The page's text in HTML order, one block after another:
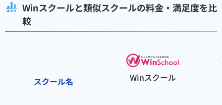
いて実際に入社できていたのだが、自分には転職先を1つだけ紹介～だが面談まで至らな
かった上に次の転職先案内がなかった。一人だけスルーされてた感がした。
スクールへの改善ポイント
談まで行かず実質紹介無し）で内定を得ることができず、放置されたのは納得がいかな
Webデザインの基礎を学びすぐ実践的なWebサイトを作成できるだけのカリキュラムが
Winスクールと類似スクールの料金・満足度を比
較
スクール名 Winスクール